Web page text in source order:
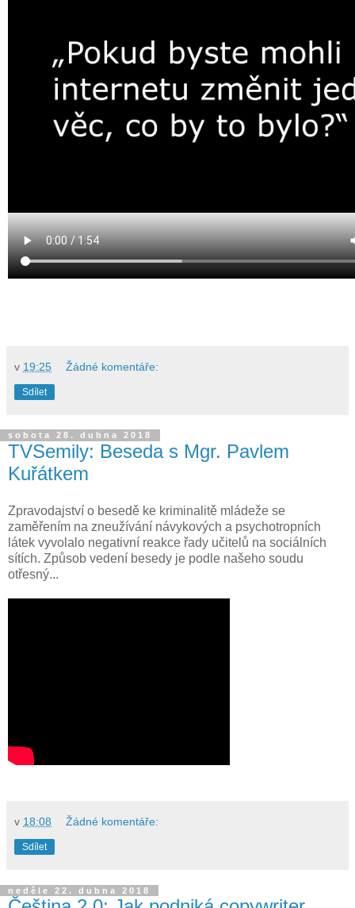
v 19:25 Žádné komentáře:
Sdílet
sobota 28. dubna 2018
TVSemily: Beseda s Mgr. Pavlem
Kuřátkem
Zpravodajství o besedě ke kriminalitě mládeže se
zaměřením na zneužívání návykových a psychotropních
látek vyvolalo negativní reakce řady učitelů na sociálních
sítích. Způsob vedení besedy je podle našeho soudu
otřesný...
v 18:08 Žádné komentáře:
Sdílet
neděle 22. dubna 2018